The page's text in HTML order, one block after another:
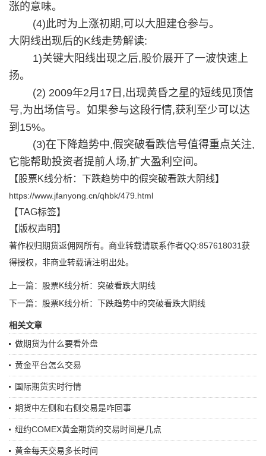
涨的意味。
(4)此时为上涨初期,可以大胆建仓参与。
大阴线出现后的K线走势解读:
1)关键大阳线出现之后,股价展开了一波快速上
扬。
(2) 2009年2月17日,出现黄昏之星的短线见顶信
号,为出场信号。如果参与这段行情,获利至少可以达
到15%。
(3)在下降趋势中,假突破看跌信号值得重点关注,
它能帮助投资者提前人场,扩大盈利空间。
【股票K线分析：下跌趋势中的假突破看跌大阴线】
https://www.jfanyong.cn/qhbk/479.html
【TAG标签】
【版权声明】
著作权归期货返佣网所有。商业转载请联系作者QQ:857618031获
得授权，非商业转载请注明出处。
上一篇：股票K线分析：突破看跌大阴线
下一篇：股票K线分析：下跌趋势中的突破看跌大阴线
相关文章
做期货为什么要看外盘
黄金平台怎么交易
国际期货实时行情
期货中左侧和右侧交易是咋回事
纽约COMEX黄金期货的交易时间是几点
黄金每天交易多长时间